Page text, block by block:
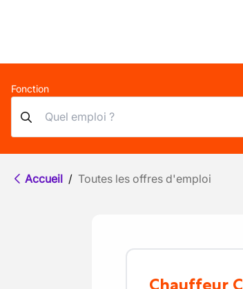
Fonction
Accueil / Toutes les offres d'emploi
Chauffeur C